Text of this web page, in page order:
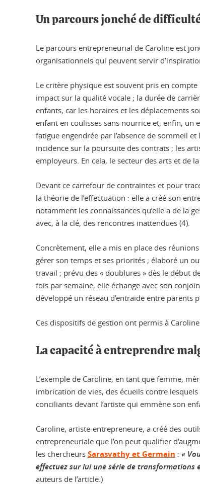
Un parcours jonché de
Le parcours entrepreneurial de Caroline est
organisationnels qui peuvent servir
Le critère physique est souvent pris en
impact sur la qualité vocale ; la durée de
enfants, car les horaires et les déplacements
enfant en coulisses sans nourrice et, enfin, un
fatigue engendrée par l’absence de sommeil
incidence sur la poursuite des contrats ; les
employeurs. En cela, le secteur des arts et de
Devant ce carrefour de contraintes et pour
la théorie de l’effectuation : elle a créé son
notamment les connaissances qu’elle a de la
avec, à la clé, des rencontres inattendues (4).
Concrètement, elle a mis en place des
gérer son temps et ses priorités ; élaboré un
travail ; prévu des « doublures » dès le début
fois par semaine, elle échange avec son
développé un réseau d’entraide entre parents
Ces dispositifs de gestion ont permis à
La capacité à entreprendre
L’exemple de Caroline, en tant que femme,
imbrication de vies, des écueils contre
conciliants devant l’artiste qui emmène son
Caroline, artiste-entrepreneure, a créé des
entrepreneuriale que l’on peut qualifier
les chercheurs Sarasvathy et Germain : «
effectuez sur lui une série de transformations
auteurs de l’article.)